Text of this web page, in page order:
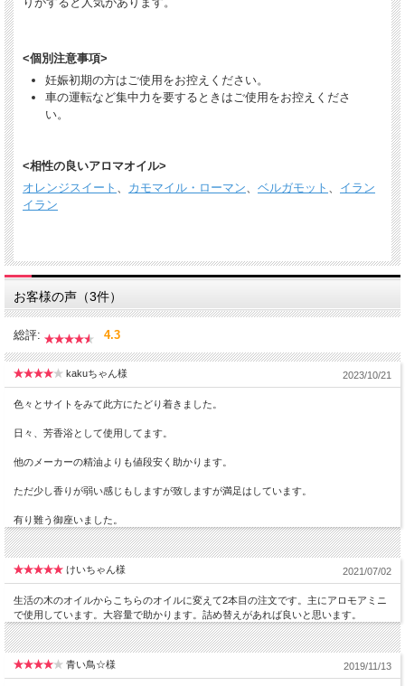
<個別注意事項>
妊娠初期の方はご使用をお控えください。
車の運転など集中力を要するときはご使用をお控えくださ
い。
<相性の良いアロマオイル>
オレンジスイート 、 カモマイル・ローマン、 ベルガモット 、 イラン
イラン
お客様の声（3件）
総評: 4.3
kakuちゃん様 2023/10/21
色々とサイトをみて此方にたどり着きました。
日々、芳香浴として使用してます。
他のメーカーの精油よりも値段安く助かります。
ただ少し香りが弱い感じもしますが致しますが満足はしています。
有り難う御座いました。
けいちゃん様 2021/07/02
生活の木のオイルからこちらのオイルに変えて2本目の注文です。主にアロモアミニ
で使用しています。大容量で助かります。詰め替えがあれば良いと思います。
青い鳥☆様 2019/11/13